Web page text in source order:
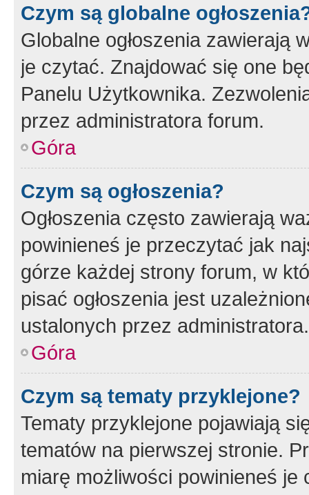
Czym są globalne
Globalne ogłoszenia zawierają
je czytać. Znajdować się one
Panelu Użytkownika.
przez administratora forum.
Góra
Czym są ogłoszenia?
Ogłoszenia często zawierają
powinieneś je przeczytać jak
górze każdej strony forum, w
pisać ogłoszenia jest
ustalonych przez administratora.
Góra
Czym są tematy przyklejone?
Tematy przyklejone pojawiają
tematów na pierwszej stronie.
miarę możliwości powinieneś je